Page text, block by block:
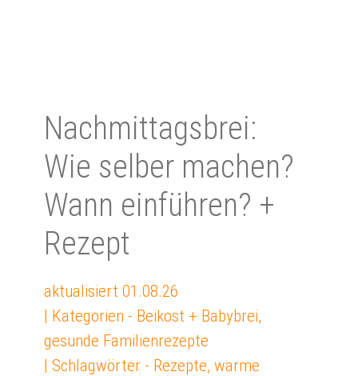
Nachmittagsbrei:
Wie selber machen?
Wann einführen? +
Rezept
aktualisiert 01.08.26
| Kategorien - Beikost + Babybrei,
gesunde Familienrezepte
| Schlagwörter - Rezepte, warme